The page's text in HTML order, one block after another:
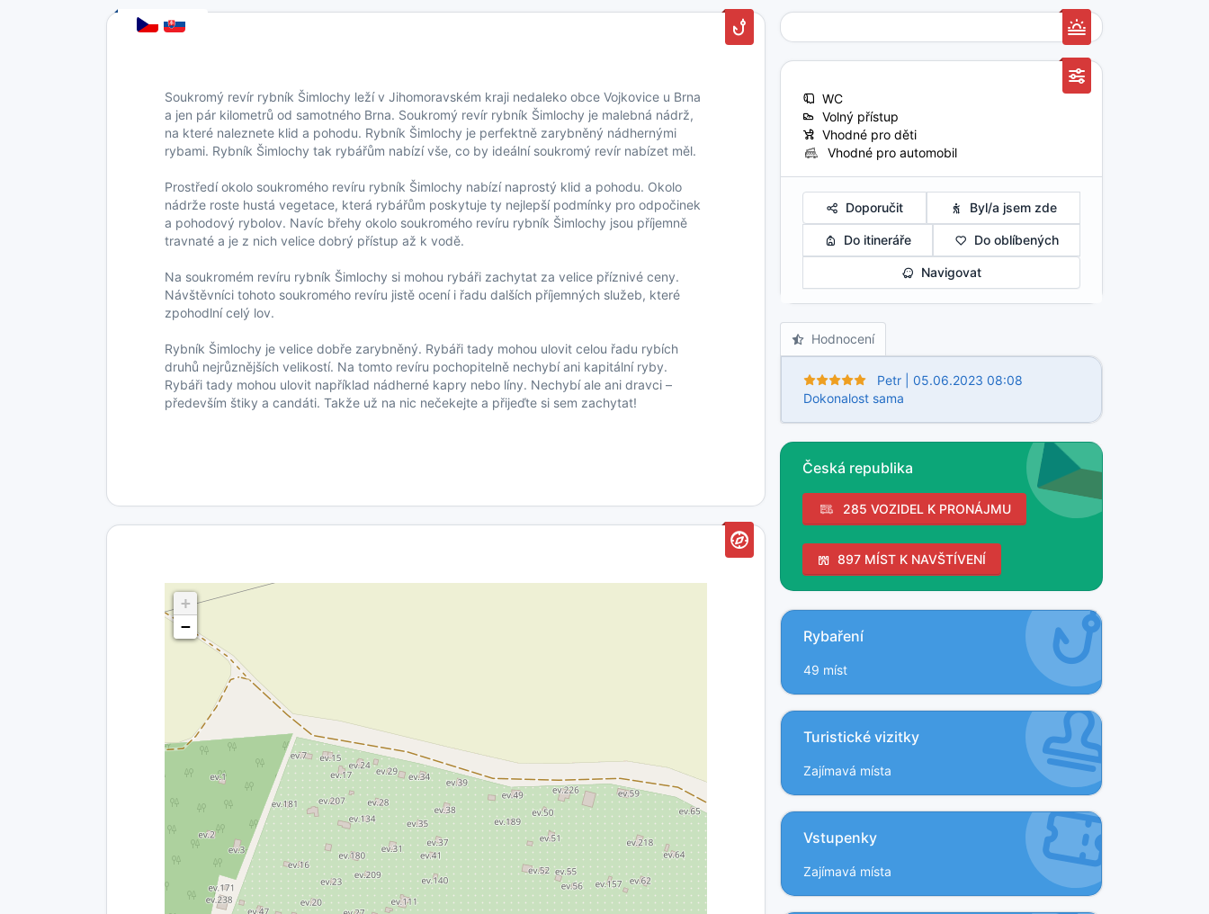
Soukromý revír rybník Šimlochy leží v Jihomoravském kraji nedaleko obce Vojkovice u Brna
a jen pár kilometrů od samotného Brna. Soukromý revír rybník Šimlochy je malebná nádrž,
na které naleznete klid a pohodu. Rybník Šimlochy je perfektně zarybněný nádhernými
rybami. Rybník Šimlochy tak rybářům nabízí vše, co by ideální soukromý revír nabízet měl.
Prostředí okolo soukromého revíru rybník Šimlochy nabízí naprostý klid a pohodu. Okolo
nádrže roste hustá vegetace, která rybářům poskytuje ty nejlepší podmínky pro odpočinek
a pohodový rybolov. Navíc břehy okolo soukromého revíru rybník Šimlochy jsou příjemně
travnaté a je z nich velice dobrý přístup až k vodě.
Na soukromém revíru rybník Šimlochy si mohou rybáři zachytat za velice příznivé ceny.
Návštěvníci tohoto soukromého revíru jistě ocení i řadu dalších příjemných služeb, které
zpohodlní celý lov.
Rybník Šimlochy je velice dobře zarybněný. Rybáři tady mohou ulovit celou řadu rybích
druhů nejrůznějších velikostí. Na tomto revíru pochopitelně nechybí ani kapitální ryby.
Rybáři tady mohou ulovit například nádherné kapry nebo líny. Nechybí ale ani dravci –
především štiky a candáti. Takže už na nic nečekejte a přijeďte si sem zachytat!
+
−
WC
Volný přístup
Vhodné pro děti
Vhodné pro automobil
Doporučit Byl/a jsem zde
Do itineráře Do oblíbených
Navigovat
Hodnocení
Petr | 05.06.2023 08:08
Dokonalost sama
Česká republika
285 VOZIDEL K PRONÁJMU
897 MÍST K NAVŠTÍVENÍ
Rybaření
49 míst
Turistické vizitky
Zajímavá místa
Vstupenky
Zajímavá místa